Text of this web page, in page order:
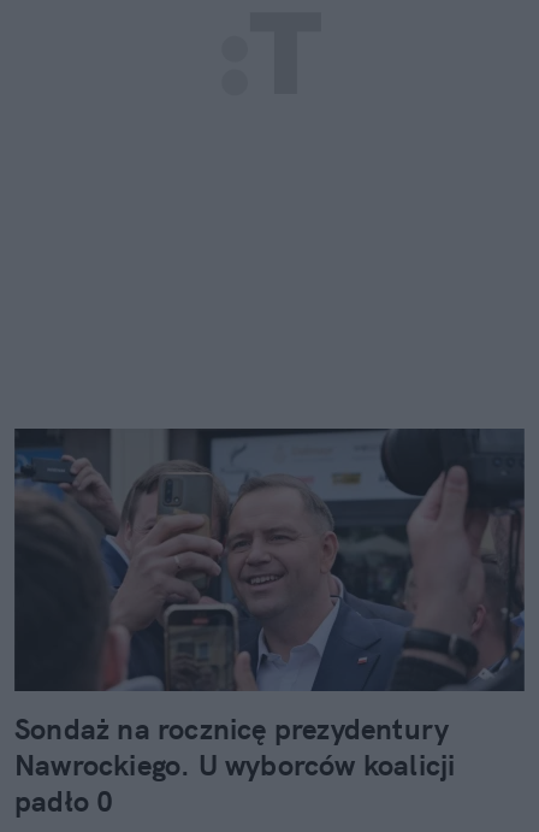
Sondaż na rocznicę prezydentury
Nawrockiego. U wyborców koalicji
padło 0